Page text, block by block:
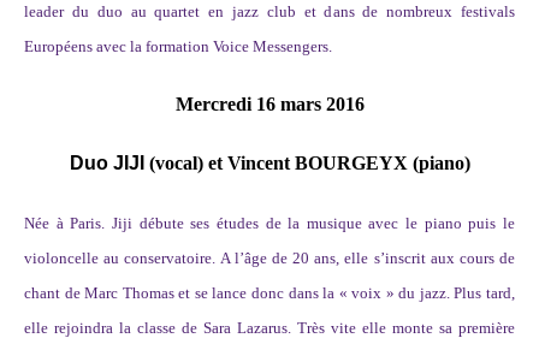
leader du duo au quartet en jazz club et dans de nombreux festivals
Européens avec la formation Voice Messengers
Mercredi 16 mars 2016
Duo JIJI (vocal) et Vincent BOURGEYX (piano)
Née à Paris. Jiji débute ses études de la musique avec le piano puis le
violoncelle au conservatoire. A l’âge de 20 ans, elle s’inscrit aux cours de
chant de Marc Thomas et se lance donc dans la « voix » du jazz. Plus tard,
elle rejoindra la classe de Sara Lazarus. Très vite elle monte sa première